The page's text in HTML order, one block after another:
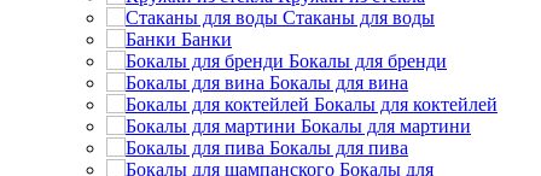
Стаканы для воды
Банки
Бокалы для бренди
Бокалы для вина
Бокалы для коктейлей
Бокалы для мартини
Бокалы для пива
Бокалы для